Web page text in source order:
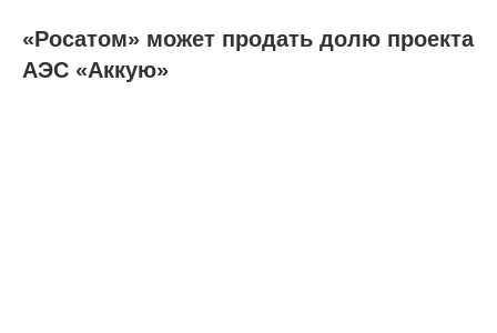
«Росатом» может продать долю проекта
АЭС «Аккую»